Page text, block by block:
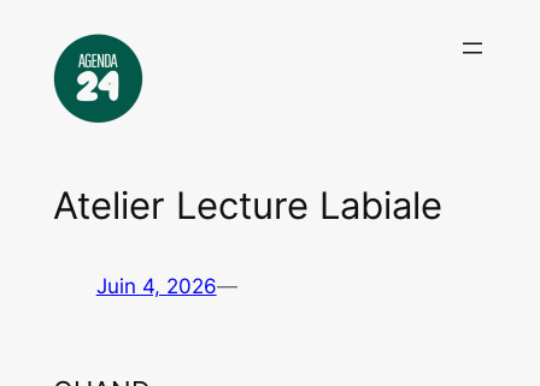
contenu
Atelier Lecture Labiale
Juin 4, 2026—